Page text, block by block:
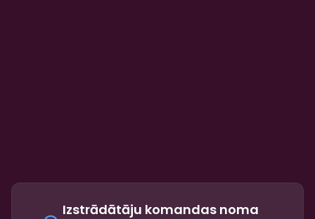
Izstrādātāju komandas noma